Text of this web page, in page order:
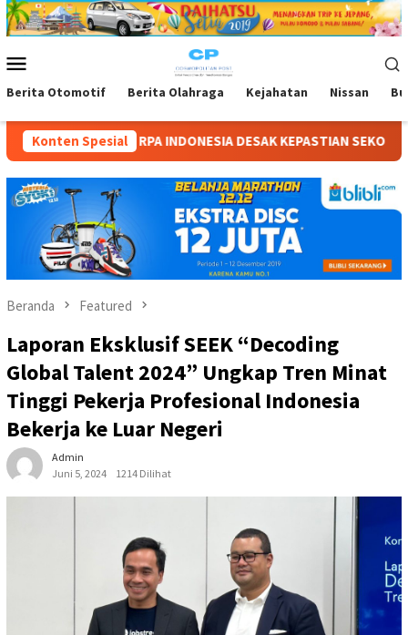
Loncat
ke
Mobile
Berita Otomotif Berita Olahraga Kejahatan Nissan
Konten Spesial
DESAK KEPASTIAN SEKOLAH TIGA ANAK DISABILITAS: “SENIN
Beranda Featured
Laporan Eksklusif SEEK “Decoding
Global Talent 2024” Ungkap Tren Minat
Tinggi Pekerja Profesional Indonesia
Bekerja ke Luar Negeri
Admin
Juni 5, 2024
1214 Dilihat